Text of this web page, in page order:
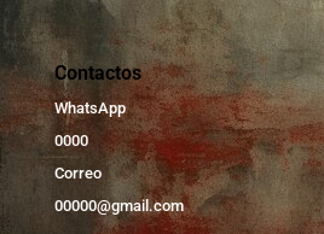
Contactos
WhatsApp
0000
Correo
00000@gmail.com